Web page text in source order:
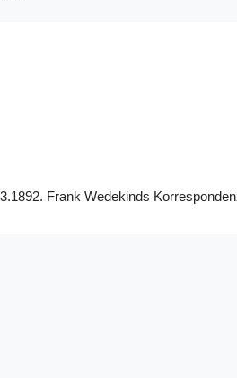
Frank Wedekinds